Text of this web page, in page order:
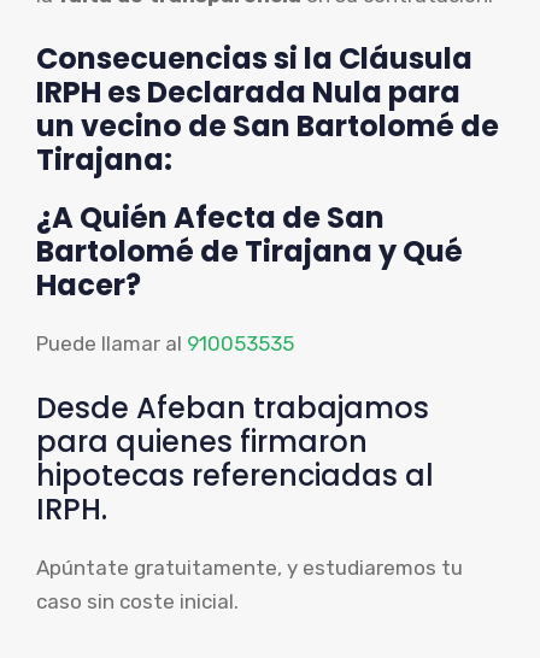
Consecuencias si la Cláusula
IRPH es Declarada Nula para
un vecino de San Bartolomé de
Tirajana:
¿A Quién Afecta de San
Bartolomé de Tirajana y Qué
Hacer?
Puede llamar al 910053535
Desde Afeban trabajamos
para quienes firmaron
hipotecas referenciadas al
IRPH.
Apúntate gratuitamente, y estudiaremos tu
caso sin coste inicial.